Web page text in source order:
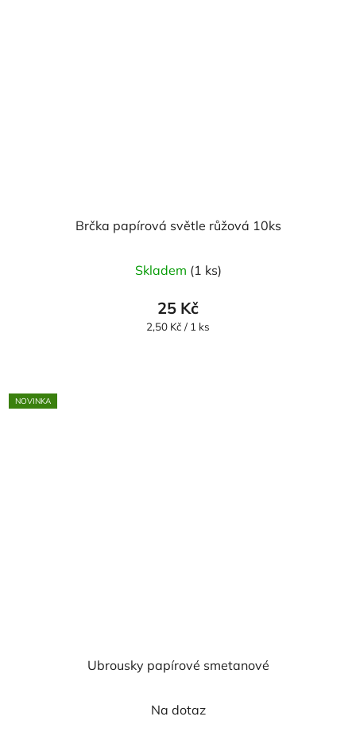
Brčka papírová světle růžová 10ks
Skladem (1 ks)
25 Kč
Měrná
2,50 Kč / 1 ks
NOVINKA
Ubrousky papírové smetanové
Na dotaz